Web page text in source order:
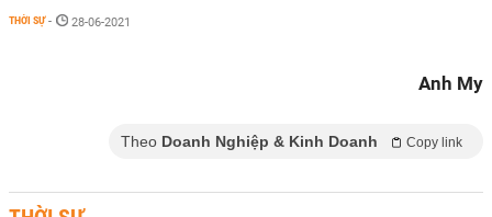
THỜI SỰ - 28-06-2021
Anh My
Theo Doanh Nghiệp & Kinh Doanh Copy link